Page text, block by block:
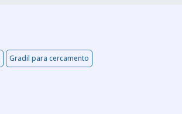
Gradil para cercamento